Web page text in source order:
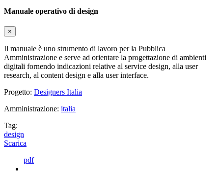
Manuale operativo di design
×
Il manuale è uno strumento di lavoro per la Pubblica
Amministrazione e serve ad orientare la progettazione di ambienti
digitali fornendo indicazioni relative al service design, alla user
research, al content design e alla user interface.
Progetto: Designers Italia
Amministrazione: italia
Tag:
design
Scarica
pdf